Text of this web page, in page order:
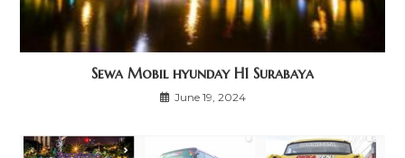
Sewa Mobil hyunday H1 Surabaya
June 19, 2024